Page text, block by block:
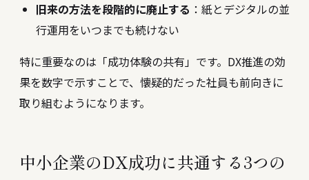
旧来の方法を段階的に廃止する ：紙とデジタルの並
行運用をいつまでも続けない
特に重要なのは「成功体験の共有」です。DX推進の効
果を数字で示すことで、懐疑的だった社員も前向きに
取り組むようになります。
中小企業のDX成功に共通する3つの